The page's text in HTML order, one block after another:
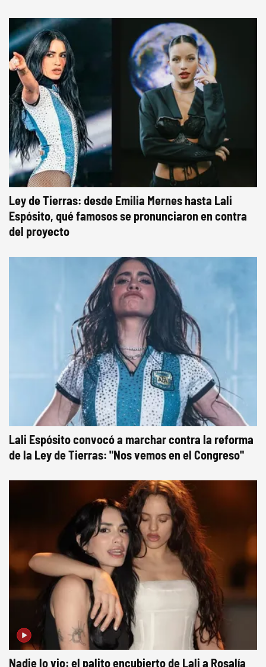
Ley de Tierras: desde Emilia Mernes hasta Lali
Espósito, qué famosos se pronunciaron en contra
del proyecto
Lali Espósito convocó a marchar contra la reforma
de la Ley de Tierras: "Nos vemos en el Congreso"
Nadie lo vio: el palito encubierto de Lali a Rosalía